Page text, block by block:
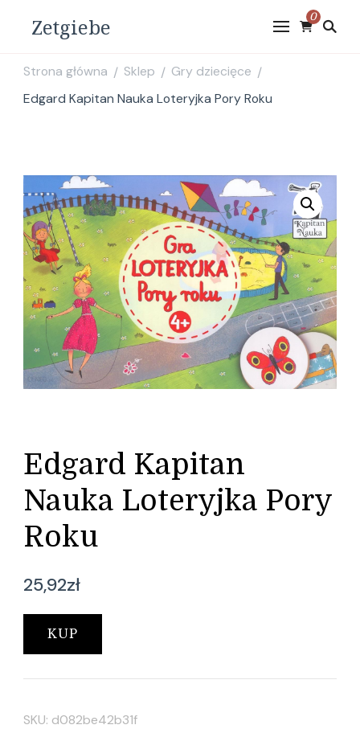
Zetgiebe 0
Strona główna / Sklep / Gry dziecięce /
Edgard Kapitan Nauka Loteryjka Pory Roku
Edgard Kapitan
Nauka Loteryjka Pory
Roku
25,92zł
KUP
SKU: d082be42b31f